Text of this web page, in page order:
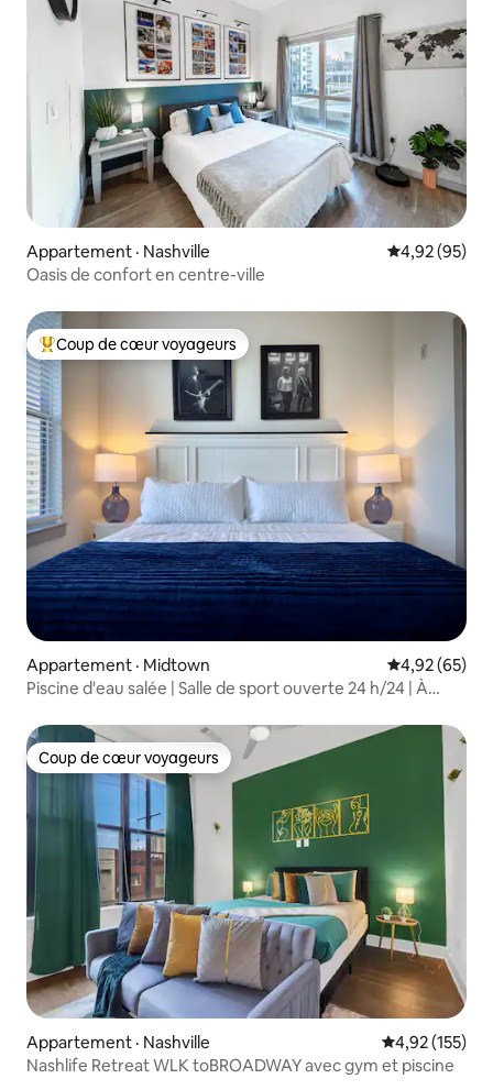
Appartement · Nashville Note
4,92 (95)
Oasis de confort en centre-ville
Coup de cœur voyageurs parmi les plus aimés
Coup de cœur voyageurs
Appartement · Midtown Note
4,92 (65)
Piscine d'eau salée | Salle de sport ouverte 24 h/24 | À
Coup de cœur voyageurs
Coup de cœur voyageurs
Appartement · Nashville Note
4,92 (155)
Nashlife Retreat WLK toBROADWAY avec gym et piscine